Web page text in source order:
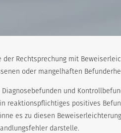
Rechtsprechung mit
oder mangelhaften
und
reaktionspflichtiges positives
es zu diesen
darstelle.